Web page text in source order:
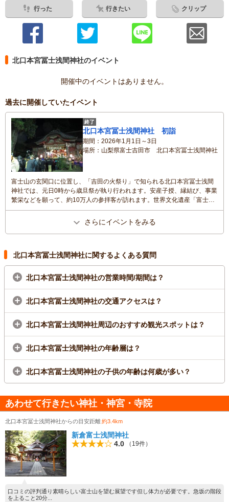
行った 行きたい クリップ
北口本宮冨士浅間神社のイベント
開催中のイベントはありません。
過去に開催していたイベント
終了
北口本宮冨士浅間神社 初詣
期間
2026年1月1日～3日
場所
山梨県富士吉田市 北口本宮冨士浅間神社
富士山の玄関口に位置し、「吉田の火祭り」で知られる北口本宮冨士浅間
神社では、元日0時から歳旦祭が執り行われます。安産子授、縁結び、事業
繁栄などを願って、約10万人の参拝客が訪れます。世界文化遺産「富士
山」の構成資産のひとつで、本殿のほか神楽殿や手水舎など11棟が国の重
要文化財に指定されています。さらにイベントをみる
北口本宮冨士浅間神社に関するよくある質問
北口本宮冨士浅間神社の営業時間/期間は？
北口本宮冨士浅間神社の交通アクセスは？
北口本宮冨士浅間神社周辺のおすすめ観光スポットは？
北口本宮冨士浅間神社の年齢層は？
北口本宮冨士浅間神社の子供の年齢は何歳が多い？
あわせて行きたい神社・神宮・寺院
北口本宮冨士浅間神社からの目安距離約3.4km
新倉富士浅間神社
4.0
（19件）
口コミの評判通り素晴らしい富士山を望む展望です但し体力が必要です。急坂の階段
を上ること20分...